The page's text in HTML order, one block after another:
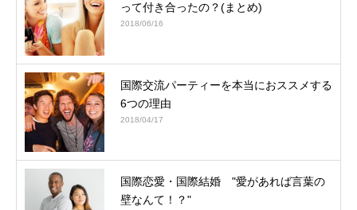
って付き合ったの？(まとめ)
2018/06/16
国際交流パーティーを本当におススメする
6つの理由
2018/04/17
国際恋愛・国際結婚 "愛があれば言葉の
壁なんて！？"